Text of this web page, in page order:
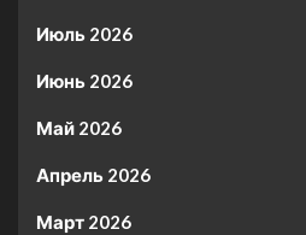
Июль 2026
Июнь 2026
Май 2026
Апрель 2026
Март 2026